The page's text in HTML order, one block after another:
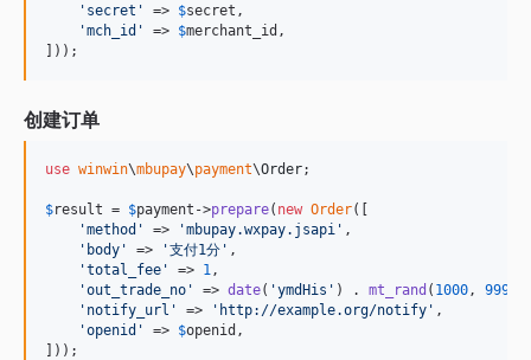
' secret ' => $secret ,
'mch_id ' => $merchant_id ,
]));
创建订单
use winwin\mbupay\payment\Order;
$result = $payment ->prepare( new Order([
'method ' => 'mbupay.wxpay.jsapi ' ,
' body ' => '支付1分 ' ,
'total_fee ' => 1,
'out_trade_no ' => date( 'ymdHis ' ) . mt_rand ( 1000, 9999
' notify_url ' => ' http://example.org/notify ' ,
'openid ' => $openid ,
]));